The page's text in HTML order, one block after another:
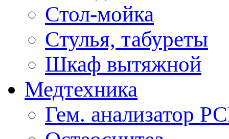
Стол-мойка
Стулья, табуреты
Шкаф вытяжной
Медтехника
Гем. анализатор